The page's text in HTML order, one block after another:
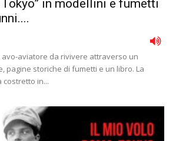
Tokyo” in modellini e fumetti
aviatore da rivivere attraverso un
pagine storiche di fumetti e un libro. La
costretto in...